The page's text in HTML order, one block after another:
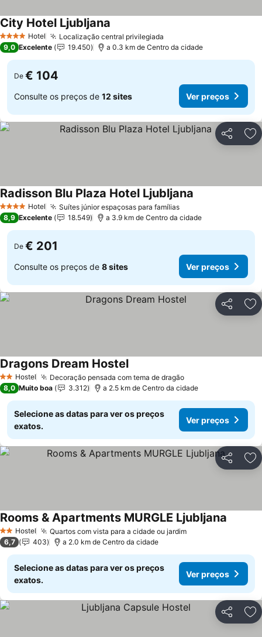
4 EstrelasHotel Localização central privilegiada
City Hotel Ljubljana
9,0 Excelente 19.450 a 0.3 km de Centro da cidade
De € 104
Consulte os preços de 12 sites Ver preços
Partilhar
4 EstrelasHotel Suítes júnior espaçosas para famíliasVer preços
Radisson Blu Plaza Hotel Ljubljana
8,9 Excelente 18.549 a 3.9 km de Centro da cidade
De € 201
Consulte os preços de 8 sites Ver preços
Partilhar
2 Estrelas
Hostel Decoração pensada com tema de dragãoVer preços
Dragons Dream HostelVer preços
8,0 Muito boa 3.312 a 2.5 km de Centro da cidade
Selecione as datas para ver os preços
exatos.
Ver preços
Partilhar
2 Estrelas
Hostel Quartos com vista para a cidade ou jardimVer preços
Rooms & Apartments MURGLE Ljubljana
6,7 403 a 2.0 km de Centro da cidade
Selecione as datas para ver os preços
exatos.
Ver preços
Partilhar